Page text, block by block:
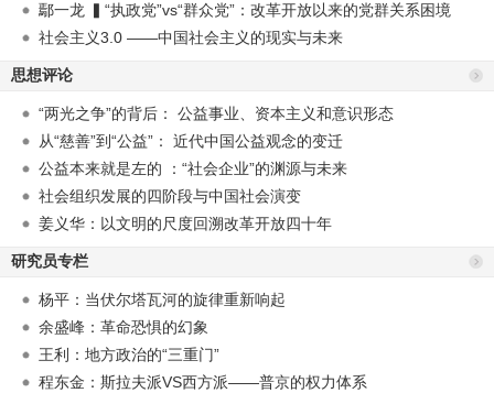
择
鄢一龙 ▍“执政党”vs“群众党”：改革开放以来的党群关系困境
社会主义3.0 ——中国社会主义的现实与未来
思想评论
“两光之争”的背后： 公益事业、资本主义和意识形态
从“慈善”到“公益”： 近代中国公益观念的变迁
公益本来就是左的 ：“社会企业”的渊源与未来
社会组织发展的四阶段与中国社会演变
姜义华：以文明的尺度回溯改革开放四十年
研究员专栏
杨平：当伏尔塔瓦河的旋律重新响起
余盛峰：革命恐惧的幻象
王利：地方政治的“三重门”
程东金：斯拉夫派VS西方派——普京的权力体系